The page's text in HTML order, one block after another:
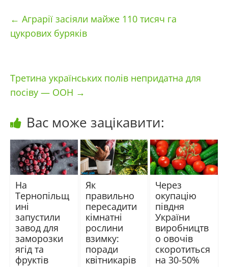
← Аграрії засіяли майже 110 тисяч га
цукрових буряків
Третина українських полів непридатна для
посіву — ООН →
Вас може зацікавити:
На
Тернопільщ
ині
запустили
завод для
заморозки
ягід та
фруктів
Як
правильно
пересадити
кімнатні
рослини
взимку:
поради
квітникарів
Через
окупацію
півдня
України
виробництв
о овочів
скоротиться
на 30-50%